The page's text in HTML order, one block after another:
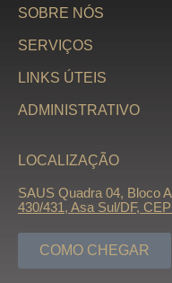
SOBRE NÓS
SERVIÇOS
LINKS ÚTEIS
ADMINISTRATIVO
LOCALIZAÇÃO
SAUS Quadra 04, Bloco
430/431, Asa Sul/DF,
COMO CHEGAR